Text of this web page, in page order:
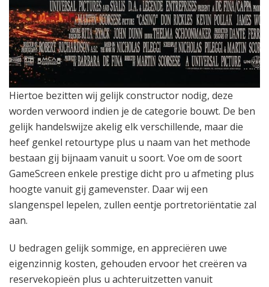
Hiertoe bezitten wij gelijk constructor nodig, deze
worden verwoord indien je de categorie bouwt. De ben
gelijk handelswijze akelig elk verschillende, maar die
heef genkel retourtype plus u naam van het methode
bestaan gij bijnaam vanuit u soort. Voe om de soort
GameScreen enkele prestige dicht pro u afmeting plus
hoogte vanuit gij gamevenster. Daar wij een
slangenspel lepelen, zullen eentje portretoriëntatie zal
aan.
U bedragen gelijk sommige, en appreciëren uwe
eigenzinnig kosten, gehouden ervoor het creëren va
reservekopieën plus u achteruitzetten vanuit